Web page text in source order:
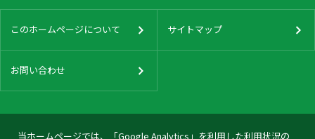
当ホームページでは、「Google Analytics」を利用した利用状況の
このホームページについて サイトマップ
お問い合わせ